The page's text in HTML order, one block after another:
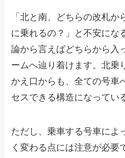
「北と南、どちらの改札
に乗れるの？」と不安にな
論から言えばどちらから入
ームへ辿り着けます。北乗
かえ口からも、全ての号車
セスできる構造になってい
ただし、乗車する号車によ
く変わる点には注意が必要